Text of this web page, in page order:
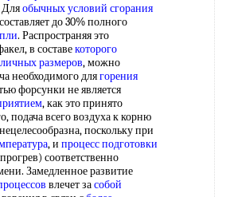
Дляобычных условий сгорания
до 30% полного
. Распространяя это
в составекоторого
размеров, можно
необходимого длягорения
форсунки не является
, как это принято
подача всего воздуха к корню
нецелесообразна, поскольку при
, и процесс подготовки
соответственно
Замедленное развитие
влечет засобой